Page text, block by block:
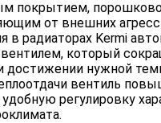
покрытием,
от внешних
в радиаторах Kermi
который
достижении нужной
вентиль
регулировку